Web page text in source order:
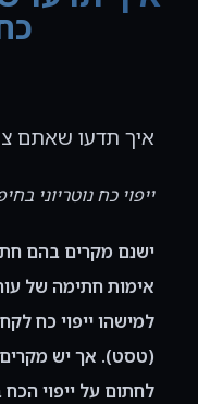
איך תדעו שאתם
ייפוי כח נוטריוני
ישנם מקרים בהם
אימות חתימה של
למישהו ייפוי כח
(טסט). אך יש
לחתום על ייפוי הכח